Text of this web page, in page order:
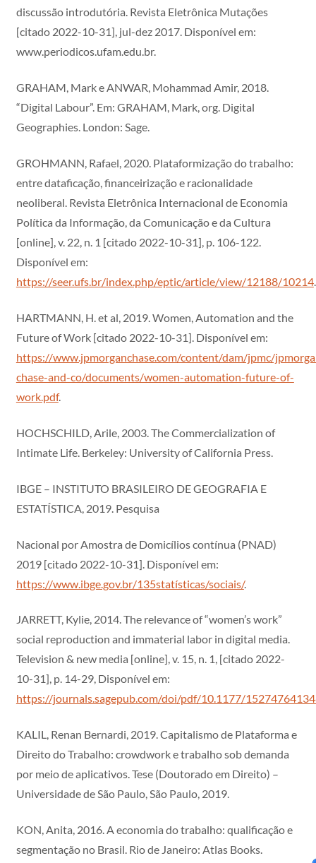
discussão introdutória. Revista Eletrônica Mutações
[citado 2022-10-31], jul-dez 2017. Disponível em:
www.periodicos.ufam.edu.br.
GRAHAM, Mark e ANWAR, Mohammad Amir, 2018.
“Digital Labour”. Em: GRAHAM, Mark, org. Digital
Geographies. London: Sage.
GROHMANN, Rafael, 2020. Plataformização do trabalho:
entre dataficação, financeirização e racionalidade
neoliberal. Revista Eletrônica Internacional de Economia
Política da Informação, da Comunicação e da Cultura
[online], v. 22, n. 1 [citado 2022-10-31], p. 106-122.
Disponível em:
https://seer.ufs.br/index.php/eptic/article/view/12188/10214.
HARTMANN, H. et al, 2019. Women, Automation and the
Future of Work [citado 2022-10-31]. Disponível em:
https://www.jpmorganchase.com/content/dam/jpmc/
chase-and-co/documents/women-automation-future-of-
work.pdf.
HOCHSCHILD, Arile, 2003. The Commercialization of
Intimate Life. Berkeley: University of California Press.
IBGE – INSTITUTO BRASILEIRO DE GEOGRAFIA E
ESTATÍSTICA, 2019. Pesquisa
Nacional por Amostra de Domicílios contínua (PNAD)
2019 [citado 2022-10-31]. Disponível em:
https://www.ibge.gov.br/135statísticas/sociais/.
JARRETT, Kylie, 2014. The relevance of “women’s work”
social reproduction and immaterial labor in digital media.
Television & new media [online], v. 15, n. 1, [citado 2022-
10-31], p. 14-29, Disponível em:
https://journals.sagepub.com/doi/pdf/10.1177/
KALIL, Renan Bernardi, 2019. Capitalismo de Plataforma e
Direito do Trabalho: crowdwork e trabalho sob demanda
por meio de aplicativos. Tese (Doutorado em Direito) –
Universidade de São Paulo, São Paulo, 2019.
KON, Anita, 2016. A economia do trabalho: qualificação e
segmentação no Brasil. Rio de Janeiro: Atlas Books.